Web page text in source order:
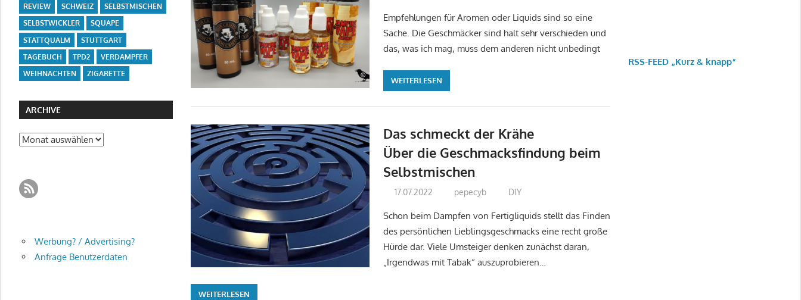
Empfehlungen für Aromen oder Liquids sind so eine
Sache. Die Geschmäcker sind halt sehr verschieden und
das, was ich mag, muss dem anderen nicht unbedingt
WEITERLESEN
Das schmeckt der Krähe
Über die Geschmacksfindung beim
Selbstmischen
17.07.2022 pepecyb DIY
Schon beim Dampfen von Fertigliquids stellt das Finden
des persönlichen Lieblingsgeschmacks eine recht große
Hürde dar. Viele Umsteiger denken zunächst daran,
„Irgendwas mit Tabak“ auszuprobieren…
WEITERLESEN
REVIEW
SCHWEIZ
SELBSTMISCHEN
SELBSTWICKLER
SQUAPE
STATTQUALM
STUTTGART
TAGEBUCH
TPD2
VERDAMPFER
WEIHNACHTEN
ZIGARETTE
ARCHIVE
Archive
Werbung? / Advertising?
Anfrage Benutzerdaten
RSS-FEED „Kurz & knapp“